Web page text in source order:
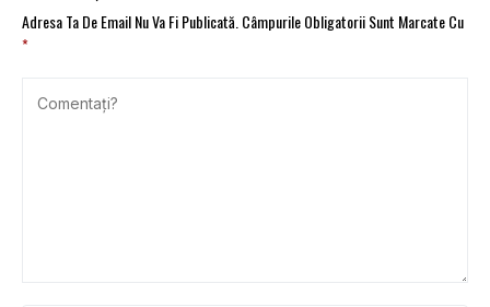
Adresa Ta De Email Nu Va Fi Publicată. Câmpurile Obligatorii Sunt Marcate Cu
*